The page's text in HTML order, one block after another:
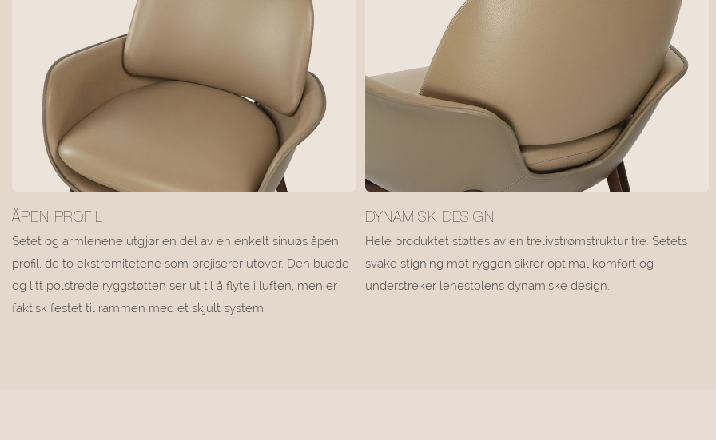
ÅPEN PROFIL
Setet og armlenene utgjør en del av en enkelt sinuøs åpen
profil, de to ekstremitetene som projiserer utover. Den buede
og litt polstrede ryggstøtten ser ut til å flyte i luften, men er
faktisk festet til rammen med et skjult system.
DYNAMISK DESIGN
Hele produktet støttes av en trelivstrømstruktur tre. Setets
svake stigning mot ryggen sikrer optimal komfort og
understreker lenestolens dynamiske design.